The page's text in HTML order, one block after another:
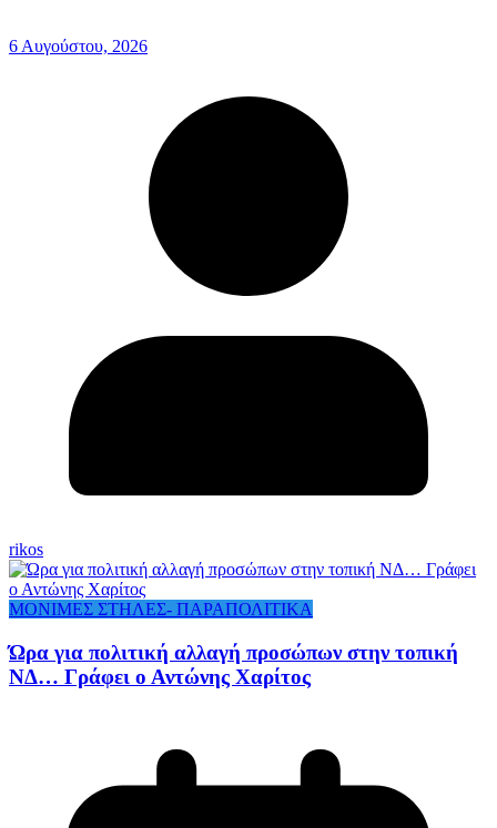
6 Αυγούστου, 2026
rikos
ΜΟΝΙΜΕΣ ΣΤΗΛΕΣ- ΠΑΡΑΠΟΛΙΤΙΚΑ
Ώρα για πολιτική αλλαγή προσώπων στην τοπική
ΝΔ… Γράφει ο Αντώνης Χαρίτος